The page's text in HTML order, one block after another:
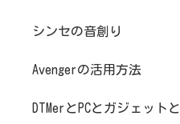
シンセの音創り
Avengerの活用方法
DTMerとPCとガジェットと